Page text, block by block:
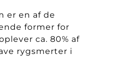
er en af de
former for
ca. 80% af
rygsmerter i